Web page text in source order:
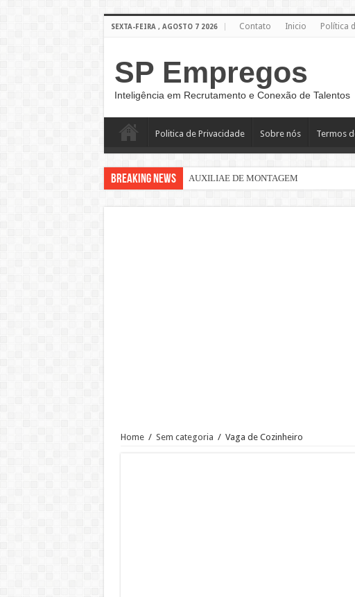
SEXTA-FEIRA , AGOSTO 7 2026 Contato Inicio Política
SP Empregos
Inteligência em Recrutamento e Conexão de Talentos
Politica de Privacidade Sobre nós Termos
Breaking News AUXILIAE DE MONTAGEM
Trabalho de Frentista em Santo André:
Home / Sem categoria / Vaga de Cozinheiro